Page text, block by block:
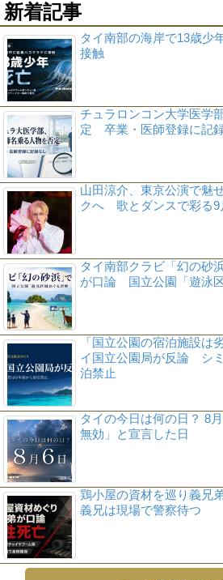
新着記事
タイ南部の海岸で13歳少
接触
チュラロンコン大学医学
定 卒業・医師登録に記
山田涼介、東京公演で魅
クへ 歌とダンスで彩る9
タイ南部クラビ「幻の砂
が口論 国立公園「遊泳区
「国立公園の宿泊施設は
イ国立公園局が反論 シ
泊禁止
タイの今日は何の日？ 8
無効」と宣言した日
鶏小屋の資材を巡り義兄
義兄は現場で警察待つ